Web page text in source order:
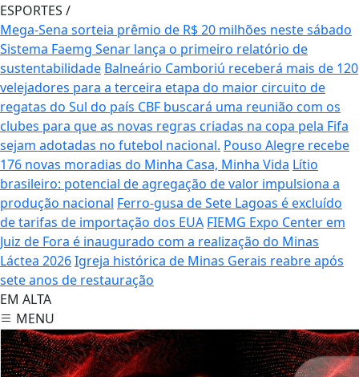
ESPORTES /
Mega-Sena sorteia prêmio de R$ 20 milhões neste sábado
Sistema Faemg Senar lança o primeiro relatório de
sustentabilidade Balneário Camboriú receberá mais de 120
velejadores para a terceira etapa do maior circuito de
regatas do Sul do país CBF buscará uma reunião com os
clubes para que as novas regras criadas na copa pela Fifa
sejam adotadas no futebol nacional. Pouso Alegre recebe
176 novas moradias do Minha Casa, Minha Vida Lítio
brasileiro: potencial de agregação de valor impulsiona a
produção nacional Ferro-gusa de Sete Lagoas é excluído
de tarifas de importação dos EUA FIEMG Expo Center em
Juiz de Fora é inaugurado com a realização do Minas
Láctea 2026Igreja histórica de Minas Gerais reabre após
sete anos de restauração
EM ALTA
MENU